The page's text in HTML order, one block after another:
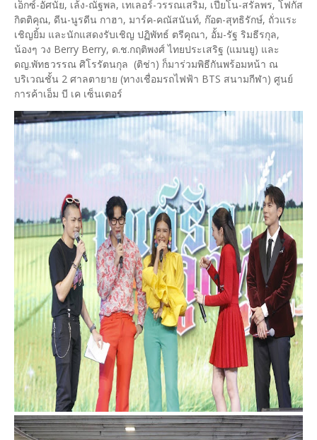
เอ็กซ์-อัศนัย, เล้ง-ณัฐพล, เทเลอร์-วรรณเสริม, เปียโน-สรัลพร, โฟกัส
กิตติคุณ, ดีน-นูรดีน กาฮา, มาร์ค-คณัสนันท์, ก๊อต-สุทธิรักษ์, ถั่วแระ
เชิญยิ้ม และนักแสดงรับเชิญ ปฏิพัทธ์ ตรีคุณา, อั้ม-รัฐ ริมธีรกุล,
น้องๆ วง Berry Berry, ด.ช.กฤติพงศ์ ไทยประเสริฐ (แมนยู) และ
ดญ.พัทธวรรณ ศิโรรัตนกุล (ติช่า) ก็มาร่วมพิธีกันพร้อมหน้า ณ
บริเวณชั้น 2 ศาลตายาย (ทางเชื่อมรถไฟฟ้า BTS สนามกีฬา) ศูนย์
การค้าเอ็ม บี เค เซ็นเตอร์